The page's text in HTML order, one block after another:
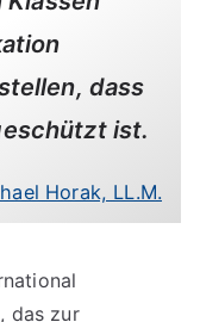
dass
ist.
Horak, LL.M.
das zur